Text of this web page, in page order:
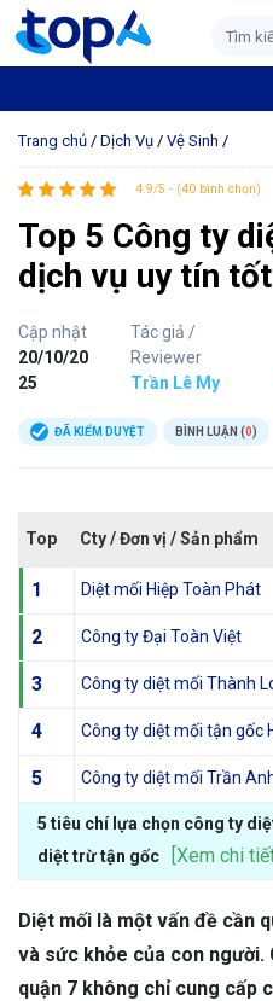
Trang chủ / Dịch Vụ / Vệ Sinh /
4.9/5 - (40 bình chọn)
Top 5 Công ty
dịch vụ uy tín
Cập nhật
20/10/20
25
Tác giả /
Reviewer
Trần Lê My
ĐÃ KIỂM DUYỆT BÌNH LUẬN (0)
Top Cty / Đơn vị / Sản phẩm
1 Diệt mối Hiệp Toàn Phát
2 Công ty Đại Toàn Việt
3 Công ty diệt mối Thành
4 Công ty diệt mối tận gốc
5 Công ty diệt mối Trần
5 tiêu chí lựa chọn công ty
diệt trừ tận gốc
[Xem chi
Diệt mối là một vấn đề cần
và sức khỏe của con người.
quận 7 không chỉ cung cấp